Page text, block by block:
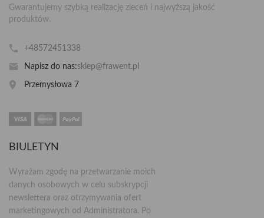
Gwarantujemy szybką realizację zleceń i najwyższą jakość
produktów.
+48572451338
Napisz do nas:sklep@frawent.pl
Przemysłowa 7
BIULETYN
Wyrażam zgodę na przetwarzanie moich
danych osobowych w celu subskrypcji
newslettera oraz otrzymywania ofert
marketingowych od Administratora. Po